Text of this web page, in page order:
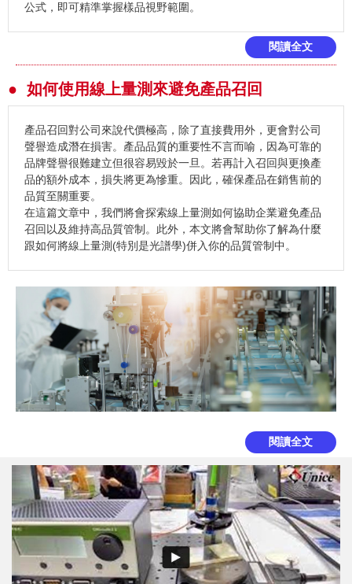
公式，即可精準掌握樣品視野範圍。
閱讀全文
● 如何使用線上量測來避免產品召回
產品召回對公司來說代價極高，除了直接費用外，更會對公司
聲譽造成潛在損害。產品品質的重要性不言而喻，因為可靠的
品牌聲譽很難建立但很容易毀於一旦。若再計入召回與更換產
品的額外成本，損失將更為慘重。因此，確保產品在銷售前的
品質至關重要。
在這篇文章中，我們將會探索線上量測如何協助企業避免產品
召回以及維持高品質管制。此外，本文將會幫助你了解為什麼
跟如何將線上量測(特別是光譜學)併入你的品質管制中。
閱讀全文